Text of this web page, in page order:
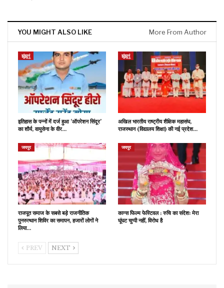
YOU MIGHT ALSO LIKE More From Author
झुंझुनूं
इतिहास के पन्नों में दर्ज हुआ ‘ऑपरेशन सिंदूर’
का शौर्य, वायुसेना के वीर…
झुंझुनूं
अखिल भारतीय राष्ट्रीय शैक्षिक महासंघ,
राजस्थान (विद्यालय शिक्षा) की नई प्रदेश…
जयपुर
राजपूत समाज के सबसे बड़े राजनीतिक
पुनरुत्थान शिविर का समापन, हजारों लोगों ने
लिया…
जयपुर
कान्स फिल्म फेस्टिवल : रुचि का संदेशः मेरा
घूंघट चुप्पी नहीं, विरोध है
PREV NEXT